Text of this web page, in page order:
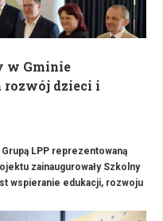
w Gminie
rozwój dzieci i
LPP reprezentowaną
zainaugurowały Szkolny
wspieranie edukacji, rozwoju
Jest to pierwszy